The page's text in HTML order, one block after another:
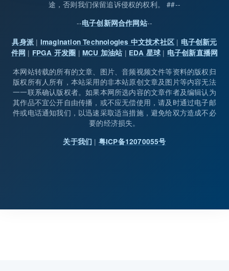
途，否则我们保留追诉侵权的权利。 ##--
--电子创新网合作网站--
具身派 | Imagination Technologies 中文技术社区| 电子创新元
件网 | FPGA 开发圈 | MCU 加油站 | EDA 星球 | 电子创新直播网
本网站转载的所有的文章、图片、音频视频文件等资料的版权归
版权所有人所有，本站采用的非本站原创文章及图片等内容无法
一一联系确认版权者。如果本网所选内容的文章作者及编辑认为
其作品不宜公开自由传播，或不应无偿使用，请及时通过电子邮
件或电话通知我们，以迅速采取适当措施，避免给双方造成不必
要的经济损失。
关于我们 | 粤ICP备12070055号